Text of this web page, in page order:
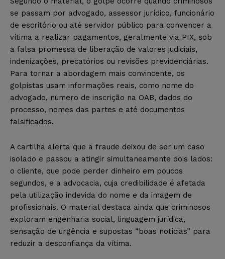
se passam por advogado, assessor jurídico, funcionário
de escritório ou até servidor público para convencer a
vítima a realizar pagamentos, geralmente via PIX, sob
a falsa promessa de liberação de valores judiciais,
indenizações, precatórios ou revisões previdenciárias.
Para tornar a abordagem mais convincente, os
golpistas usam informações reais, como nome do
advogado, número de inscrição na OAB, dados do
processo, nomes das partes e até documentos
falsificados.
A cartilha alerta que a fraude deixou de ser um caso
isolado e passou a atingir simultaneamente dois lados:
o cliente, que pode perder dinheiro em poucos
segundos, e a advocacia, cuja credibilidade é afetada
pela utilização indevida do nome e da imagem de
profissionais. O material destaca ainda que criminosos
exploram engenharia social, linguagem jurídica,
sensação de urgência e supostas “boas notícias” para
reduzir a desconfiança da vítima.